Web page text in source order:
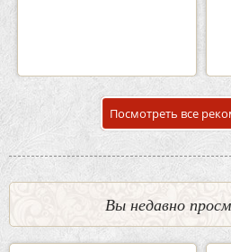
Посмотреть все
Вы недавно